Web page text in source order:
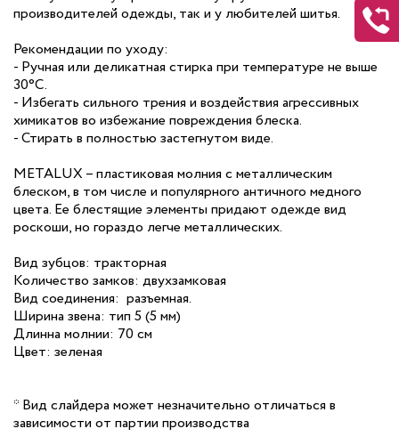
производителей одежды, так и у любителей шитья.
Рекомендации по уходу:
- Ручная или деликатная стирка при температуре не выше
30°C.
- Избегать сильного трения и воздействия агрессивных
химикатов во избежание повреждения блеска.
- Стирать в полностью застегнутом виде.
METALUX – пластиковая молния с металлическим
блеском, в том числе и популярного античного медного
цвета. Ее блестящие элементы придают одежде вид
роскоши, но гораздо легче металлических.
Вид зубцов: тракторная
Количество замков: двухзамковая
Вид соединения: разъемная.
Ширина звена: тип 5 (5 мм)
Длинна молнии: 70 см
Цвет: зеленая
* Вид слайдера может незначительно отличаться в
зависимости от партии производства